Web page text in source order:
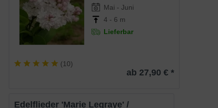
Mai - Juni
4 - 6 m
Lieferbar
(10)
ab 27,90 € *
Edelflieder 'Marie Legraye' /